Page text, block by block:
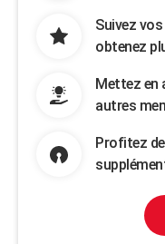
Suivez
obtenez
Mettez en
autres
Profitez